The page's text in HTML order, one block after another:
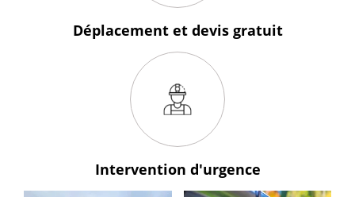
Déplacement et devis gratuit
Intervention d'urgence